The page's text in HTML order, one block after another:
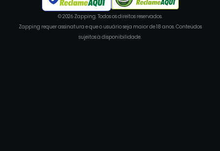
© 2026 Zapping. Todos os direitos reservados.
Zapping requer assinatura e que o usuário seja maior de 18 anos. Conteúdos
sujeitos à disponibilidade.